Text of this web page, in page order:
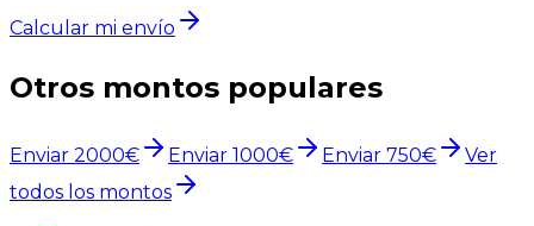
Calcular mi envío
Otros montos populares
Enviar 2000€ Enviar 1000€ Enviar 750€
Ver
todos los montos